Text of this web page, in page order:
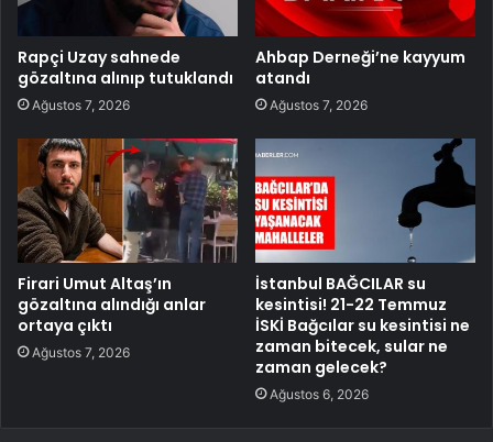
Rapçi Uzay sahnede
gözaltına alınıp tutuklandı
Ağustos 7, 2026
Ahbap Derneği’ne kayyum
atandı
Ağustos 7, 2026
Firari Umut Altaş’ın
gözaltına alındığı anlar
ortaya çıktı
Ağustos 7, 2026
İstanbul BAĞCILAR su
kesintisi! 21-22 Temmuz
İSKİ Bağcılar su kesintisi ne
zaman bitecek, sular ne
zaman gelecek?
Ağustos 6, 2026